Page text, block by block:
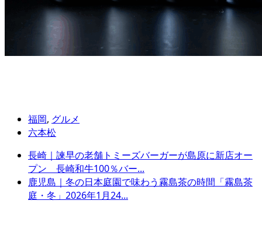
福岡, グルメ
六本松
長崎｜諫早の老舗トミーズバーガーが島原に新店オー
プン 長崎和牛100％バー...
鹿児島｜冬の日本庭園で味わう霧島茶の時間「霧島茶
庭・冬」2026年1月24...